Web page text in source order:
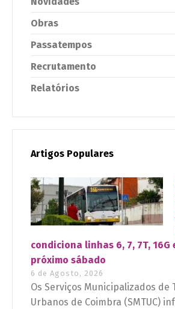
Obras
Passatempos
Recrutamento
Relatórios
Artigos Populares
condiciona linhas 6, 7, 7T, 16G
próximo sábado
6 de Agosto, 2026
Os Serviços Municipalizados de
Urbanos de Coimbra (SMTUC)